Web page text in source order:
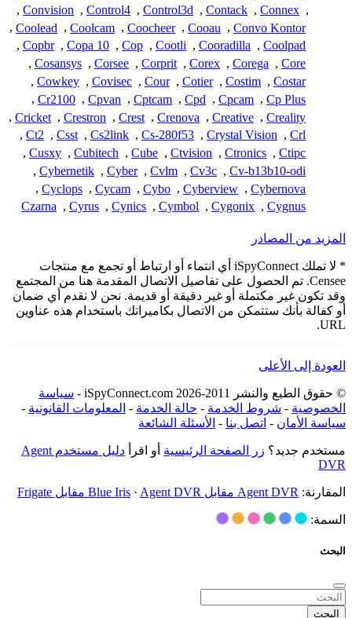
,
Connex
,
Contack
,
Control3d
,
Control4
,
Convision
,
Convo Kontor
,
Cooau
,
Coocheer
,
Coolcam
,
Coolead
,
Coolpad
,
Cooradilla
,
Cootli
,
Cop
,
Copa 10
,
Copbr
,
Core
,
Corega
,
Corex
,
Corprit
,
Corsee
,
Cosansys
,
Costar
,
Costim
,
Cotier
,
Cour
,
Covisec
,
Cowkey
,
Cp Plus
,
Cpcam
,
Cpd
,
Cptcam
,
Cpvan
,
Cr2100
,
Creality
,
Creative
,
Crenova
,
Crest
,
Crestron
,
Cricket
,
Crl
,
Crystal Vision
,
Cs-280f53
,
Cs2link
,
Csst
,
Ct2
,
Ctipc
,
Ctronics
,
Ctvision
,
Cube
,
Cubitech
,
Cusxy
,
Cv-b13b10-odi
,
Cv3c
,
Cvlm
,
Cyber
,
Cybernetik
,
Cybernova
,
Cyberview
,
Cybo
,
Cycam
,
Cyclops
,
Cygnus
,
Cygonix
,
Cymbol
,
Cynics
,
Cyrus
,
Czarna
المزيد من المصادر
* لا تملك iSpyConnect أي انتماء أو ارتباط أو تجمع مع منتجات
Censee. تم الحصول على تفاصيل الاتصال المقدمة هنا من المجتمع
وقد تكون غير مكتملة أو غير دقيقة أو قديمة. نحن لا نقدم أي ضمان
أو كفالة بأنك ستتمكن من الاتصال بكاميراتك باستخدام هذه عناوين
URL.
العودة إلى الأعلى
© حقوق الطبع والنشر 2011-2026 iSpyConnect.com -
سياسة
الخصوصية - شروط الخدمة - حالة الخدمة - المعلومات القانونية -
سياسة الأمان - اتصل بنا - الأسئلة الشائعة
مستخدم جديد؟ زر الصفحة الرئيسية أو اقرأ
دليل مستخدم Agent
DVR
المقارنة: Agent DVR مقابل Blue Iris · Agent DVR مقابل Frigate
السمة:
البحث
البحث